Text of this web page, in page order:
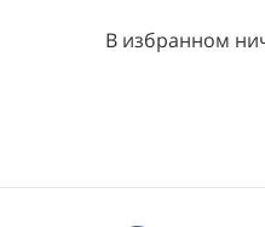
В избранном